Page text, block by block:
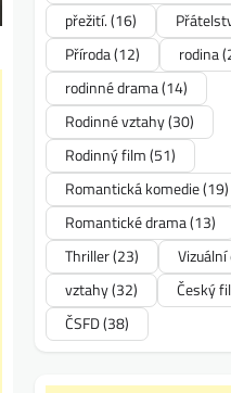
přežití.(16)
Příroda(12) rodina
rodinné drama(14)
Rodinné vztahy(30)
Rodinný film(51)
Romantická komedie(19)
Romantické drama(13)
Thriller(23)
vztahy(32) Český
ČSFD(38)